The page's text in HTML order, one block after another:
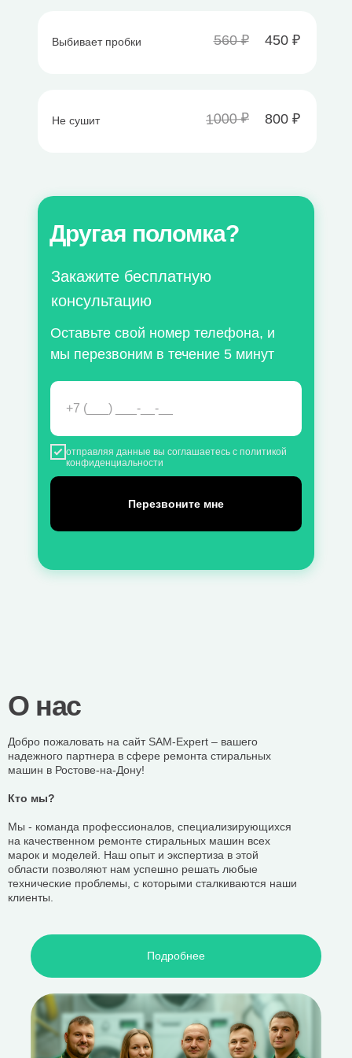
Выбивает пробки 560 ₽
Не сушит 1000 ₽ 800 ₽
450 ₽
Другая поломка?
Закажите бесплатную
консультацию
Оставьте свой номер телефона, и
мы перезвоним в течение 5 минут
отправляя данные вы соглашаетесь с политикой
конфиденциальности
Перезвоните мне
О нас
Добро пожаловать на сайт SAM-Expert – вашего
надежного партнера в сфере ремонта стиральных
машин в Ростове-на-Дону!
Кто мы?
Мы - команда профессионалов, специализирующихся
на качественном ремонте стиральных машин всех
марок и моделей. Наш опыт и экспертиза в этой
области позволяют нам успешно решать любые
технические проблемы, с которыми сталкиваются наши
клиенты.
Наши преимущества:
Профессиональные мастера:Наши
высококвалифицированные специалисты обладают
постоянно совершенствуют свои навыки.
Быстрый ремонт: Мы ценим ваше время и всегда
стремимся к оперативному решению проблем.
Подробнее